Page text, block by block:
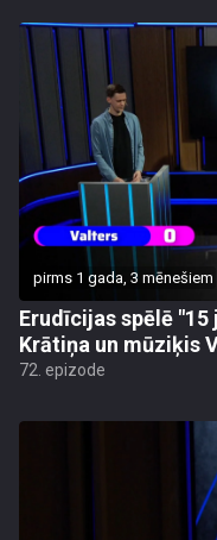
pirms 1 gada, 3 mēnešiem
Erudīcijas spēlē
Krātiņa un mūziķis
72. epizode